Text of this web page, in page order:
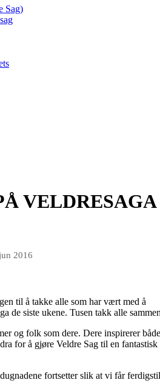
Sag)
VELDRESAGA
2016
til å takke alle som har vært med å
de siste ukene. Tusen takk alle
og folk som dere. Dere inspirerer både
for å gjøre Veldre Sag til en fantastisk
fortsetter slik at vi får